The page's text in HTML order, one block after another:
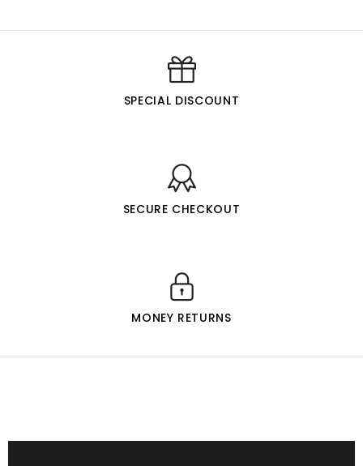
SPECIAL DISCOUNT
SECURE CHECKOUT
MONEY RETURNS